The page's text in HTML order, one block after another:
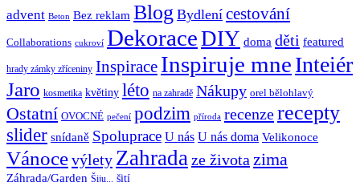
advent Beton Bez reklam Blog Bydlení cestování
Collaborations cukroví DekoraceDIY doma děti featured
hrady zámky zříceniny Inspirace Inspiruje mneInteiér
Jaro kosmetika květiny léto na zahradě Nákupy orel bělohlavý
Ostatní OVOCNÉ pečení podzim příroda recenzerecepty
slider snídaně Spoluprace U nás U nás doma Velikonoce
Vánocevýlety Zahradaze života zima
Záhrada/Garden Šiju... šití